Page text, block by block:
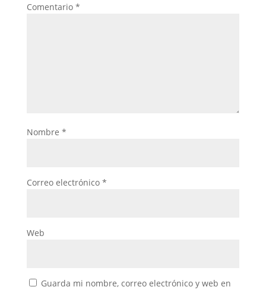
Comentario *
Nombre *
Correo electrónico *
Web
Guarda mi nombre, correo electrónico y web en